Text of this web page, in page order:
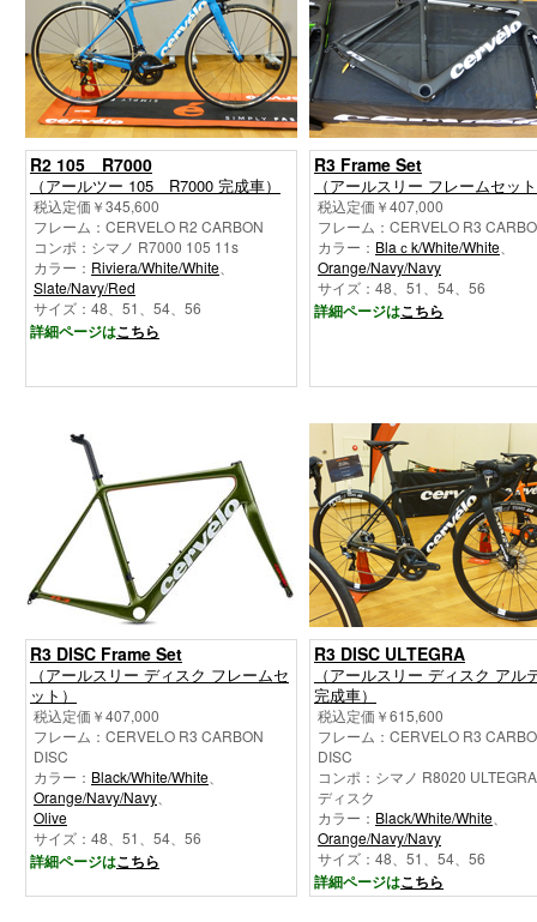
R2 105 R7000
（アールツー 105 R7000 完成車）
税込定価￥345,600
フレーム：CERVELO R2 CARBON
コンポ：シマノ R7000 105 11s
カラー： Riviera/White/White
Slate/Navy/Red
サイズ：48、51、54、56
詳細ページはこちら
R3 Frame Set
（アールスリー フレームセッ
税込定価￥407,000
フレーム：CERVELO R3
カラー： Blaｃk/White/White
Orange/Navy/Navy
サイズ：48、51、54、56
詳細ページはこちら
R3 DISC Frame Set
（アールスリー ディスク フレームセ
ット）
税込定価￥407,000
フレーム：CERVELO R3 CARBON
DISC
カラー： Black/White/White
Orange/Navy/Navy
Olive
サイズ：48、51、54、56
詳細ページはこちら
R3 DISC ULTEGRA
（アールスリー ディスク アル
完成車）
税込定価￥615,600
フレーム：CERVELO R3
DISC
コンポ：シマノ R8020
ディスク
カラー： Black/White/White
Orange/Navy/Navy
サイズ：48、51、54、56
詳細ページはこちら